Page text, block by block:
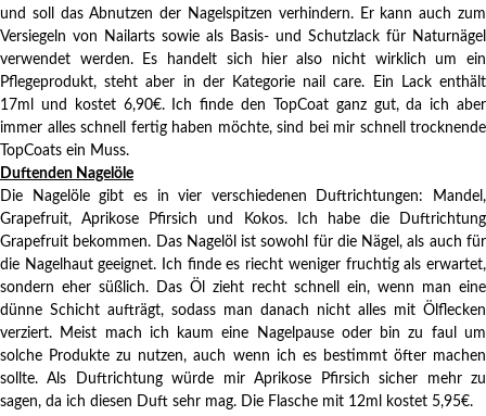
und soll das Abnutzen der Nagelspitzen verhindern. Er kann auch zum
Versiegeln von Nailarts sowie als Basis- und Schutzlack für Naturnägel
verwendet werden. Es handelt sich hier also nicht wirklich um ein
Pflegeprodukt, steht aber in der Kategorie nail care. Ein Lack enthält
17ml und kostet 6,90€. Ich finde den TopCoat ganz gut, da ich aber
immer alles schnell fertig haben möchte, sind bei mir schnell trocknende
TopCoats ein Muss.
Duftenden Nagelöle
Die Nagelöle gibt es in vier verschiedenen Duftrichtungen: Mandel,
Grapefruit, Aprikose Pfirsich und Kokos. Ich habe die Duftrichtung
Grapefruit bekommen. Das Nagelöl ist sowohl für die Nägel, als auch für
die Nagelhaut geeignet. Ich finde es riecht weniger fruchtig als erwartet,
sondern eher süßlich. Das Öl zieht recht schnell ein, wenn man eine
dünne Schicht aufträgt, sodass man danach nicht alles mit Ölflecken
verziert. Meist mach ich kaum eine Nagelpause oder bin zu faul um
solche Produkte zu nutzen, auch wenn ich es bestimmt öfter machen
sollte. Als Duftrichtung würde mir Aprikose Pfirsich sicher mehr zu
sagen, da ich diesen Duft sehr mag. Die Flasche mit 12ml kostet 5,95€.